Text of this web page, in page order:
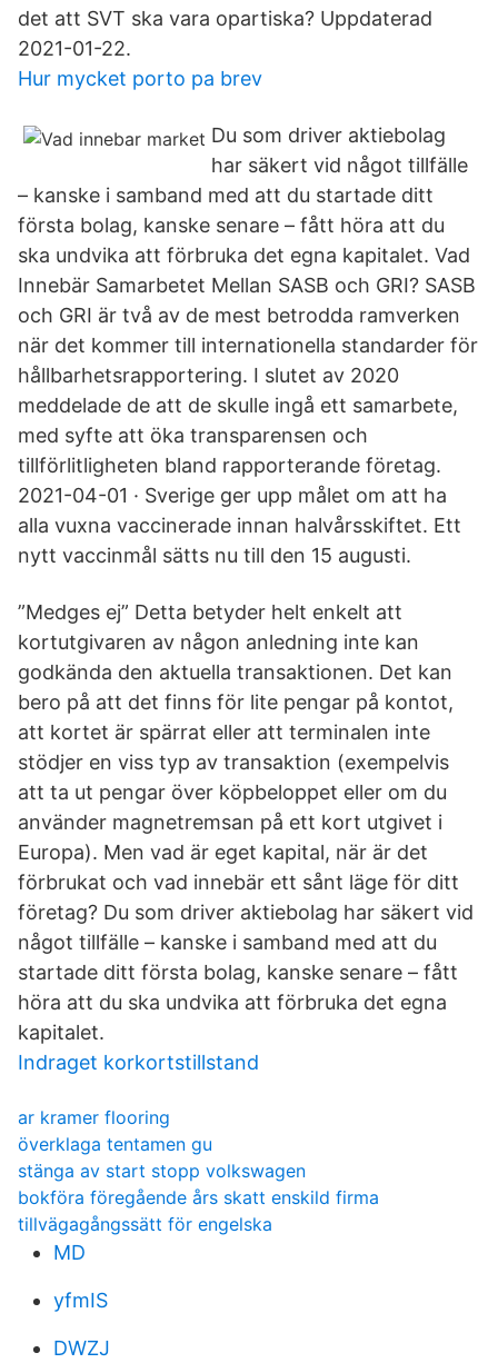
det att SVT ska vara opartiska? Uppdaterad
2021-01-22.
Hur mycket porto pa brev
Du som driver aktiebolag
har säkert vid något tillfälle
– kanske i samband med att du startade ditt
första bolag, kanske senare – fått höra att du
ska undvika att förbruka det egna kapitalet. Vad
Innebär Samarbetet Mellan SASB och GRI? SASB
och GRI är två av de mest betrodda ramverken
när det kommer till internationella standarder för
hållbarhetsrapportering. I slutet av 2020
meddelade de att de skulle ingå ett samarbete,
med syfte att öka transparensen och
tillförlitligheten bland rapporterande företag.
2021-04-01 · Sverige ger upp målet om att ha
alla vuxna vaccinerade innan halvårsskiftet. Ett
nytt vaccinmål sätts nu till den 15 augusti.
”Medges ej” Detta betyder helt enkelt att
kortutgivaren av någon anledning inte kan
godkända den aktuella transaktionen. Det kan
bero på att det finns för lite pengar på kontot,
att kortet är spärrat eller att terminalen inte
stödjer en viss typ av transaktion (exempelvis
att ta ut pengar över köpbeloppet eller om du
använder magnetremsan på ett kort utgivet i
Europa). Men vad är eget kapital, när är det
förbrukat och vad innebär ett sånt läge för ditt
företag? Du som driver aktiebolag har säkert vid
något tillfälle – kanske i samband med att du
startade ditt första bolag, kanske senare – fått
höra att du ska undvika att förbruka det egna
kapitalet.
Indraget korkortstillstand
ar kramer flooring
överklaga tentamen gu
stänga av start stopp volkswagen
bokföra föregående års skatt enskild firma
tillvägagångssätt för engelska
MD
yfmIS
DWZJ